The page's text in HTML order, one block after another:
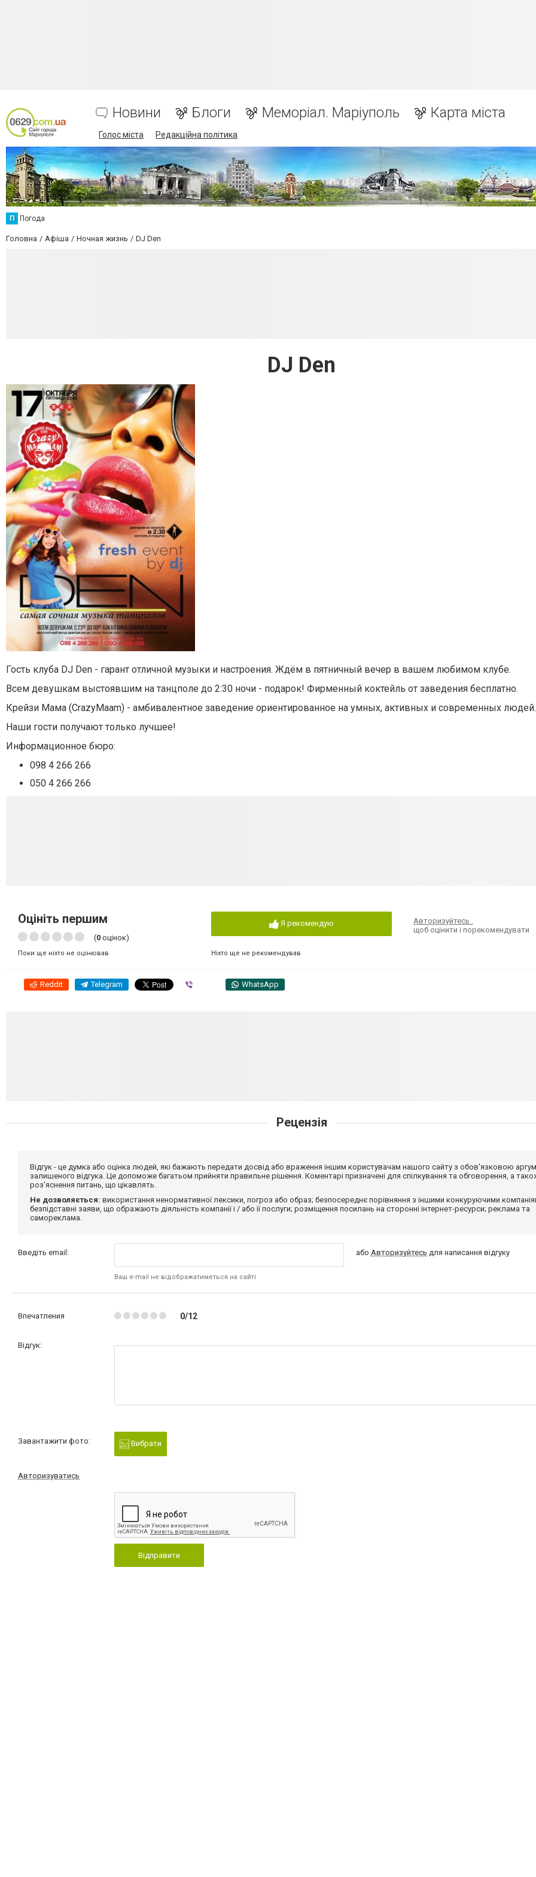
Новини Блоги Меморіал. Маріуполь Карта міста
Голос міста Редакційна політика
П Погода
Головна Афіша Ночная жизнь DJ Den
DJ Den
Гость клуба DJ Den - гарант отличной музыки и настроения. Ждём в пятничный вечер в вашем любимом клубе.
Всем девушкам выстоявшим на танцполе до 2:30 ночи - подарок! Фирменный коктейль от заведения бесплатно.
Крейзи Мама (CrazyMaam) - амбивалентное заведение ориентированное на умных, активных и современных людей.
Наши гости получают только лучшее!
Информационное бюро:
098 4 266 266
050 4 266 266
Оцініть першим
(0 оцінок)
Поки ще ніхто не оцінював
Я рекомендую
Ніхто ще не рекомендував
Авторизуйтесь,
щоб оцінити і порекомендувати
Reddit Telegram WhatsApp
Рецензія
Відгук - це думка або оцінка людей, які бажають передати досвід або враження іншим користувачам нашого сайту з обов'язковою
залишеного відгука. Це допоможе багатьом прийняти правильне рішення. Коментарі призначені для спілкування та обговорення, а
роз'яснення питань, що цікавлять.
Не дозволяється: використання ненормативної лексики, погроз або образ; безпосереднє порівняння з іншими конкуруючими
безпідставні заяви, що ображають діяльність компанії і / або її послуги; розміщення посилань на сторонні інтернет-ресурси; реклама та
самореклама.
Введіть email:
Ваш e-mail не відображатиметься на сайті
або Авторизуйтесь для написання відгуку
Впечатления 0/12
Відгук:
Завантажити фото: Вибрати
Авторизуватись
Відправити